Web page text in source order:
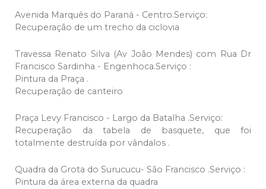
Avenida Marquês do Paraná - Centro.Serviço:
Recuperação de um trecho da ciclovia
Travessa Renato Silva (Av João Mendes) com Rua Dr
Francisco Sardinha - Engenhoca.Serviço :
Pintura da Praça .
Recuperação de canteiro
Praça Levy Francisco - Largo da Batalha .Serviço:
Recuperação da tabela de basquete, que foi
totalmente destruída por vândalos .
Quadra da Grota do Surucucu- São Francisco .Serviço :
Pintura da área externa da quadra